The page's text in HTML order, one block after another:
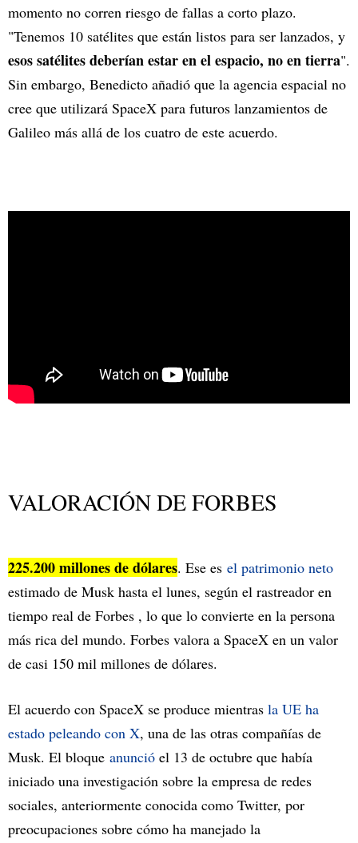
momento no corren riesgo de fallas a corto plazo.
"Tenemos 10 satélites que están listos para ser lanzados, y
esos satélites deberían estar en el espacio, no en tierra".
Sin embargo, Benedicto añadió que la agencia espacial no
cree que utilizará SpaceX para futuros lanzamientos de
Galileo más allá de los cuatro de este acuerdo.
VALORACIÓN DE FORBES
225.200 millones de dólares. Ese es el patrimonio neto
estimado de Musk hasta el lunes, según el rastreador en
tiempo real de Forbes , lo que lo convierte en la persona
más rica del mundo. Forbes valora a SpaceX en un valor
de casi 150 mil millones de dólares.
El acuerdo con SpaceX se produce mientras la UE ha
estado peleando con X, una de las otras compañías de
Musk. El bloque anunció el 13 de octubre que había
iniciado una investigación sobre la empresa de redes
sociales, anteriormente conocida como Twitter, por
preocupaciones sobre cómo ha manejado la